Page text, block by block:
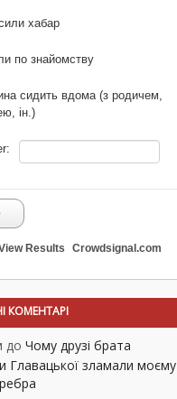
хабар
по знайомству
сидить вдома (з родичем,
ін.)
Results Crowdsignal.com
КОМЕНТАРІ
до Чому друзі брата
Главацької зламали моєму